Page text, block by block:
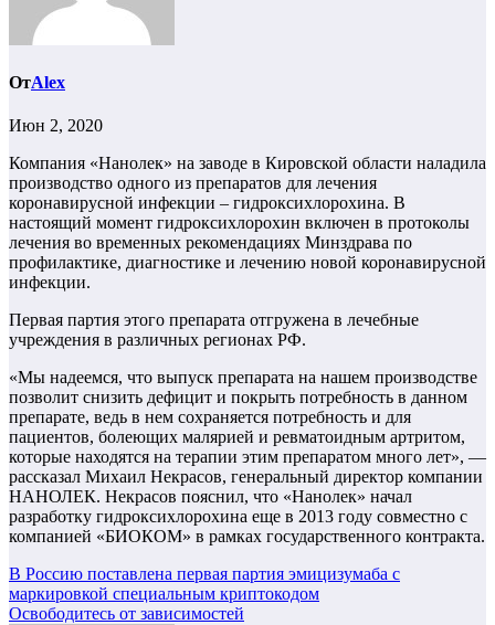
ОтAlex
Июн 2, 2020
Компания «Нанолек» на заводе в Кировской области наладила
производство одного из препаратов для лечения
коронавирусной инфекции – гидроксихлорохина. В
настоящий момент гидроксихлорохин включен в протоколы
лечения во временных рекомендациях Минздрава по
профилактике, диагностике и лечению новой коронавирусной
инфекции.
Первая партия этого препарата отгружена в лечебные
учреждения в различных регионах РФ.
«Мы надеемся, что выпуск препарата на нашем производстве
позволит снизить дефицит и покрыть потребность в данном
препарате, ведь в нем сохраняется потребность и для
пациентов, болеющих малярией и ревматоидным артритом,
которые находятся на терапии этим препаратом много лет», —
рассказал Михаил Некрасов, генеральный директор компании
НАНОЛЕК. Некрасов пояснил, что «Нанолек» начал
разработку гидроксихлорохина еще в 2013 году совместно с
компанией «БИОКОМ» в рамках государственного контракта.
Навигация
по
В Россию поставлена первая партия эмицизумаба с
маркировкой специальным криптокодом
Освободитесь от зависимостей